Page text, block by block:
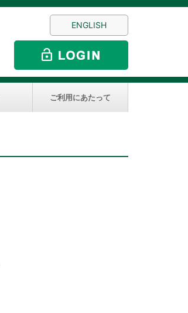
ENGLISH
ご利用にあたって